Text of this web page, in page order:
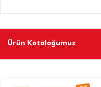
Ürün Kataloğumuz